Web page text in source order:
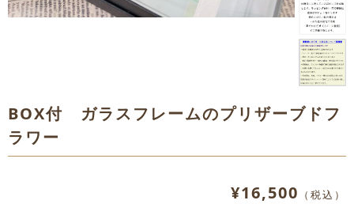
BOX付 ガラスフレームのプリザーブドフ
ラワー
¥16,500 （税込）